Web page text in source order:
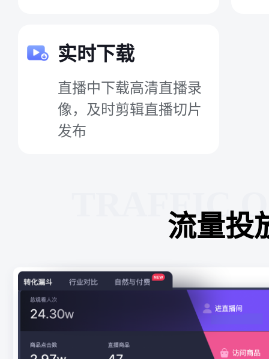
实时下载
直播中下载高清直播录
像，及时剪辑直播切片
发布
TRAFFIC
流量投